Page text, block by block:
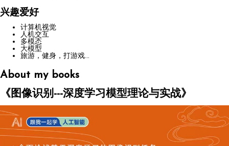
兴趣爱好
计算机视觉
人机交互
多模态
大模型
旅游，健身，打游戏...
About my books
《图像识别---深度学习模型理论与实战》